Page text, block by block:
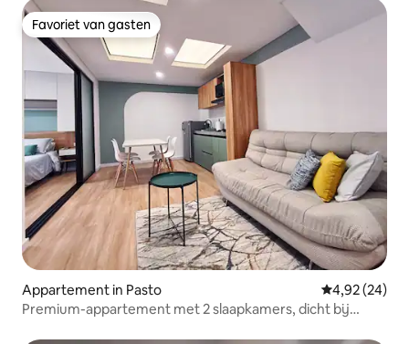
Favoriet van gasten
Favoriet van gasten
Appartement in Pasto Gemiddelde
4,92 (24)
Premium-appartement met 2 slaapkamers, dicht bij